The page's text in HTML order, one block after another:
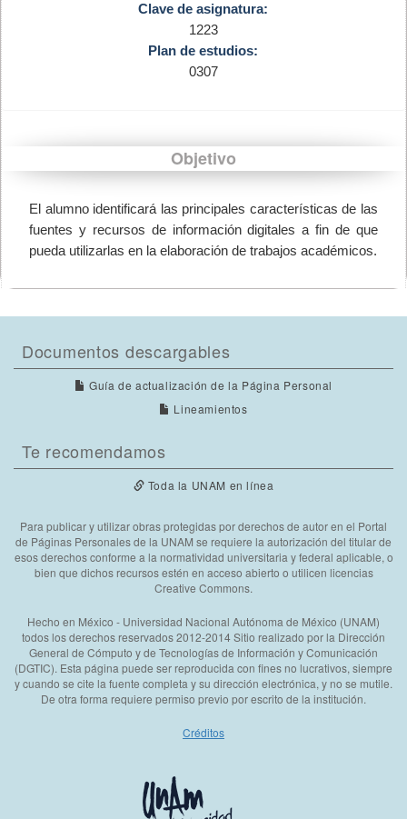
Clave de asignatura:
1223
Plan de estudios:
0307
Objetivo
El alumno identificará las principales características de las
fuentes y recursos de información digitales a fin de que
pueda utilizarlas en la elaboración de trabajos académicos.
Documentos descargables
Guía de actualización de la Página Personal
Lineamientos
Te recomendamos
Toda la UNAM en línea
Para publicar y utilizar obras protegidas por derechos de autor en el Portal
de Páginas Personales de la UNAM se requiere la autorización del titular de
esos derechos conforme a la normatividad universitaria y federal aplicable, o
bien que dichos recursos estén en acceso abierto o utilicen licencias
Creative Commons.
Hecho en México - Universidad Nacional Autónoma de México (UNAM)
todos los derechos reservados 2012-2014 Sitio realizado por la Dirección
General de Cómputo y de Tecnologías de Información y Comunicación
(DGTIC). Esta página puede ser reproducida con fines no lucrativos, siempre
y cuando se cite la fuente completa y su dirección electrónica, y no se mutile.
De otra forma requiere permiso previo por escrito de la institución.
Créditos